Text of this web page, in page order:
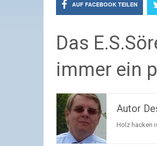
AUF FACEBOOK TEILEN
Das
immer ein
Autor
Holz hacken